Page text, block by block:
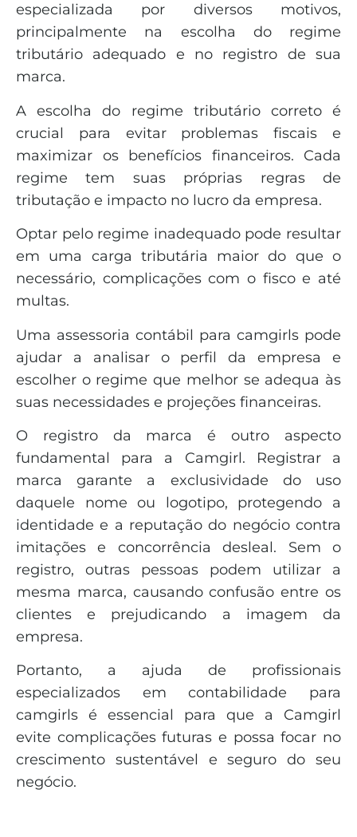
especializada por diversos motivos,
principalmente na escolha do regime
tributário adequado e no registro de sua
marca.
A escolha do regime tributário correto é
crucial para evitar problemas fiscais e
maximizar os benefícios financeiros. Cada
regime tem suas próprias regras de
tributação e impacto no lucro da empresa.
Optar pelo regime inadequado pode resultar
em uma carga tributária maior do que o
necessário, complicações com o fisco e até
multas.
Uma assessoria contábil para camgirls pode
ajudar a analisar o perfil da empresa e
escolher o regime que melhor se adequa às
suas necessidades e projeções financeiras.
O registro da marca é outro aspecto
fundamental para a Camgirl. Registrar a
marca garante a exclusividade do uso
daquele nome ou logotipo, protegendo a
identidade e a reputação do negócio contra
imitações e concorrência desleal. Sem o
registro, outras pessoas podem utilizar a
mesma marca, causando confusão entre os
clientes e prejudicando a imagem da
empresa.
Portanto, a ajuda de profissionais
especializados em contabilidade para
camgirls é essencial para que a Camgirl
evite complicações futuras e possa focar no
crescimento sustentável e seguro do seu
negócio.